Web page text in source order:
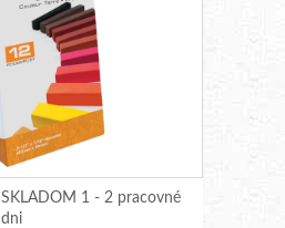
SKLADOM 1 - 2 pracovné
dni